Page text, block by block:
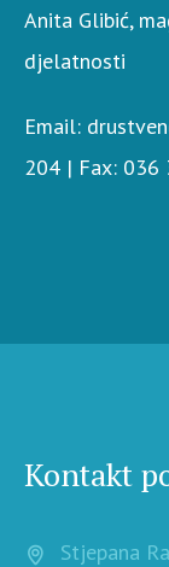
Anita Glibić,
djelatnosti
Email:
204 | Fax: 036
Kontakt
Stjepana